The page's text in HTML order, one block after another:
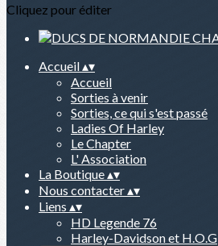
Cliquez pour éditer
Accueil▴▾
Accueil
Sorties à venir
Sorties, ce qui s'est passé
Ladies Of Harley
Le Chapter
L' Association
La Boutique▴▾
Nous contacter▴▾
Liens ▴▾
HD Legende 76
Harley-Davidson et H.O.G